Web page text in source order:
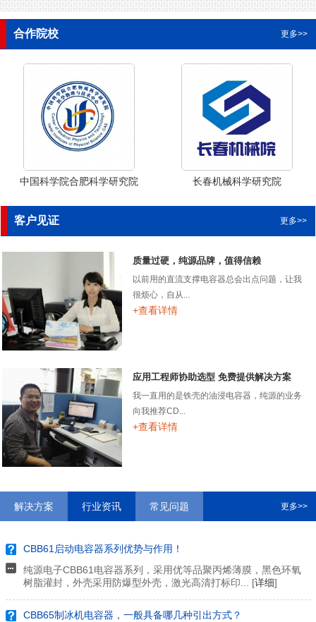
合作院校 更多>>
中国科学院合肥科学研究院 长春机械科学研究院
客户见证 更多>>
质量过硬，纯源品牌，值得信赖
以前用的直流支撑电容器总会出点问题，让我
很烦心，自从...
+查看详情
应用工程师协助选型 免费提供解决方案
我一直用的是铁壳的油浸电容器，纯源的业务
向我推荐CD...
+查看详情
解决方案 行业资讯 常见问题 更多>>
CBB61启动电容器系列优势与作用！
纯源电子CBB61电容器系列，采用优等品聚丙烯薄膜，黑色环氧
树脂灌封，外壳采用防爆型外壳，激光高清打标印... [详细]
CBB65制冰机电容器，一般具备哪几种引出方式？